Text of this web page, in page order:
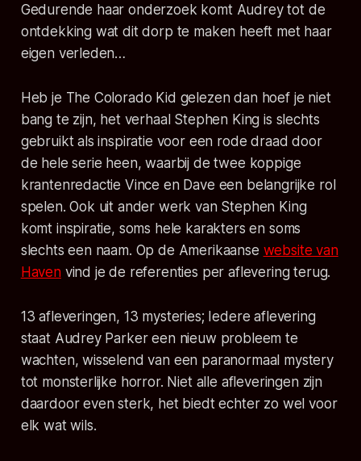
Gedurende haar onderzoek komt Audrey tot de
ontdekking wat dit dorp te maken heeft met haar
eigen verleden…
Heb je The Colorado Kid gelezen dan hoef je niet
bang te zijn, het verhaal Stephen King is slechts
gebruikt als inspiratie voor een rode draad door
de hele serie heen, waarbij de twee koppige
krantenredactie Vince en Dave een belangrijke rol
spelen. Ook uit ander werk van Stephen King
komt inspiratie, soms hele karakters en soms
slechts een naam. Op de Amerikaanse website van
Havenvind je de referenties per aflevering terug.
13 afleveringen, 13 mysteries; Iedere aflevering
staat Audrey Parker een nieuw probleem te
wachten, wisselend van een paranormaal mystery
tot monsterlijke horror. Niet alle afleveringen zijn
daardoor even sterk, het biedt echter zo wel voor
elk wat wils.